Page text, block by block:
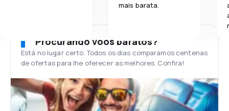
mais barata.
Procurando voos baratos?
Está no lugar certo. Todos os dias comparamos centenas
de ofertas para lhe oferecer as melhores. Confira!